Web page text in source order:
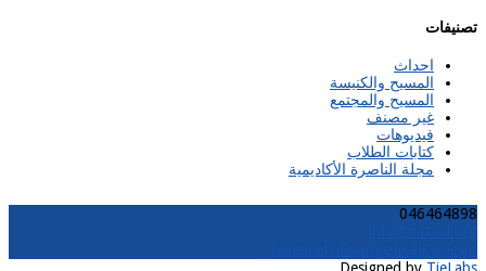
تصنيفات
احداث
المسيح والكنيسة
المسيح والمجتمع
غير مصنف
فيديوهات
كتابات الطلاب
مجلة الناصرة الأكاديمية
046464898